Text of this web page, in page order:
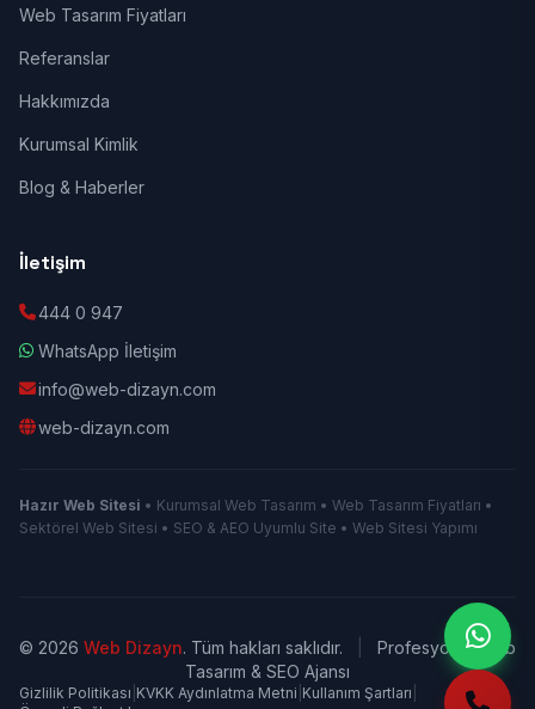
Web Tasarım Fiyatları
Referanslar
Hakkımızda
Kurumsal Kimlik
Blog & Haberler
İletişim
444 0 947
WhatsApp İletişim
info@web-dizayn.com
web-dizayn.com
Hazır Web Sitesi • Kurumsal Web Tasarım • Web Tasarım Fiyatları •
Sektörel Web Sitesi • SEO & AEO Uyumlu Site • Web Sitesi Yapımı
© 2026 Web Dizayn. Tüm hakları saklıdır.
Profesyonel Web
Tasarım & SEO Ajansı
Gizlilik Politikası KVKK Aydınlatma Metni Kullanım Şartları